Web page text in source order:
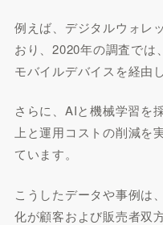
例えば、デジタルウォレ
おり、2020年の調査では
モバイルデバイスを経由
さらに、AIと機械学習を
上と運用コストの削減を
ています。
こうしたデータや事例は
化が顧客および販売者双